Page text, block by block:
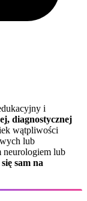
i
diagnostycznej
wątpliwości
lub
neurologiem lub
sam na